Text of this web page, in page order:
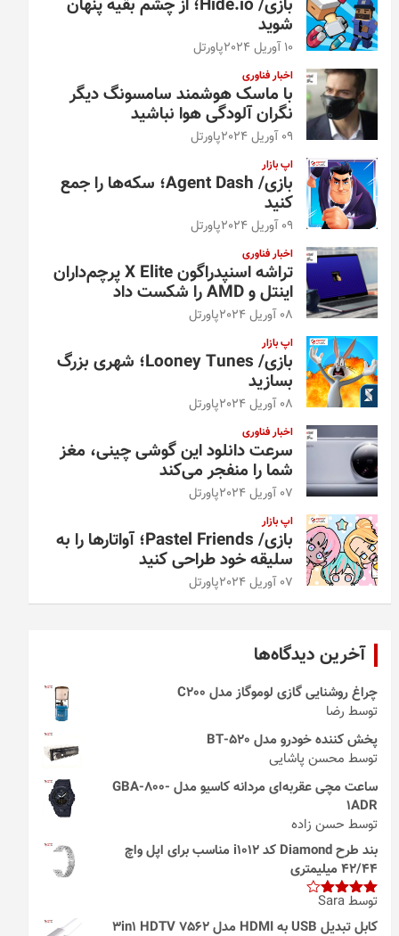
بازی/ Hide.io؛ از چشم بقیه پنهان
شوید
10 آوریل 2024 پاورتل
اخبار فناوری
با ماسک هوشمند سامسونگ دیگر
نگران آلودگی هوا نباشید
09 آوریل 2024 پاورتل
اپ بازار
بازی/ Agent Dash؛ سکه‌ها را جمع
کنید
09 آوریل 2024 پاورتل
اخبار فناوری
تراشه اسنپدراگون X Elite پرچم‌داران
اینتل و AMD را شکست داد
08 آوریل 2024 پاورتل
اپ بازار
بازی/ Looney Tunes؛ شهری بزرگ
بسازید
08 آوریل 2024 پاورتل
اخبار فناوری
سرعت دانلود این گوشی چینی، مغز
شما را منفجر می‌کند
07 آوریل 2024 پاورتل
اپ بازار
بازی/ Pastel Friends؛ آواتارها را به
سلیقه خود طراحی کنید
07 آوریل 2024 پاورتل
آخرین دیدگاه‌ها
چراغ روشنایی گازی لوموگاز مدل C200
توسط رضا
پخش کننده خودرو مدل 520-BT
توسط محسن پاشایی
ساعت مچی عقربه‌ای مردانه کاسیو مدل GBA-800-
1ADR
توسط حسن زاده
بند طرح Diamond کد i1012 مناسب برای اپل واچ
42/44 میلیمتری
امتیاز4
از 5
توسط Sara
کابل تبدیل USB به HDMI مدل 3in1 HDTV 7562